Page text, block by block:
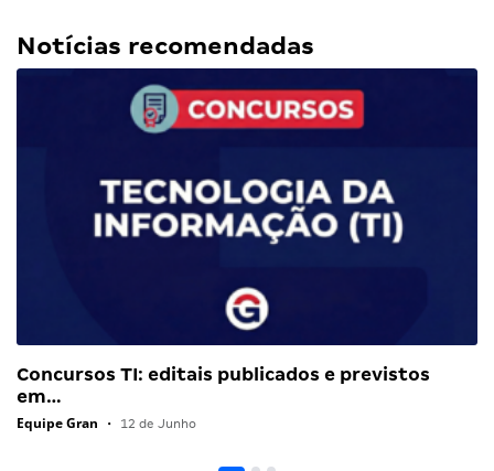
Notícias recomendadas
Concursos TI: editais publicados e previstos
em…
Equipe Gran • 12 de Junho